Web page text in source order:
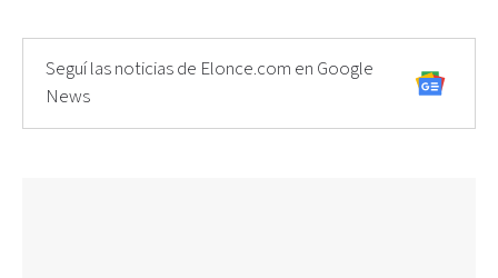
Seguí las noticias de Elonce.com en Google
News